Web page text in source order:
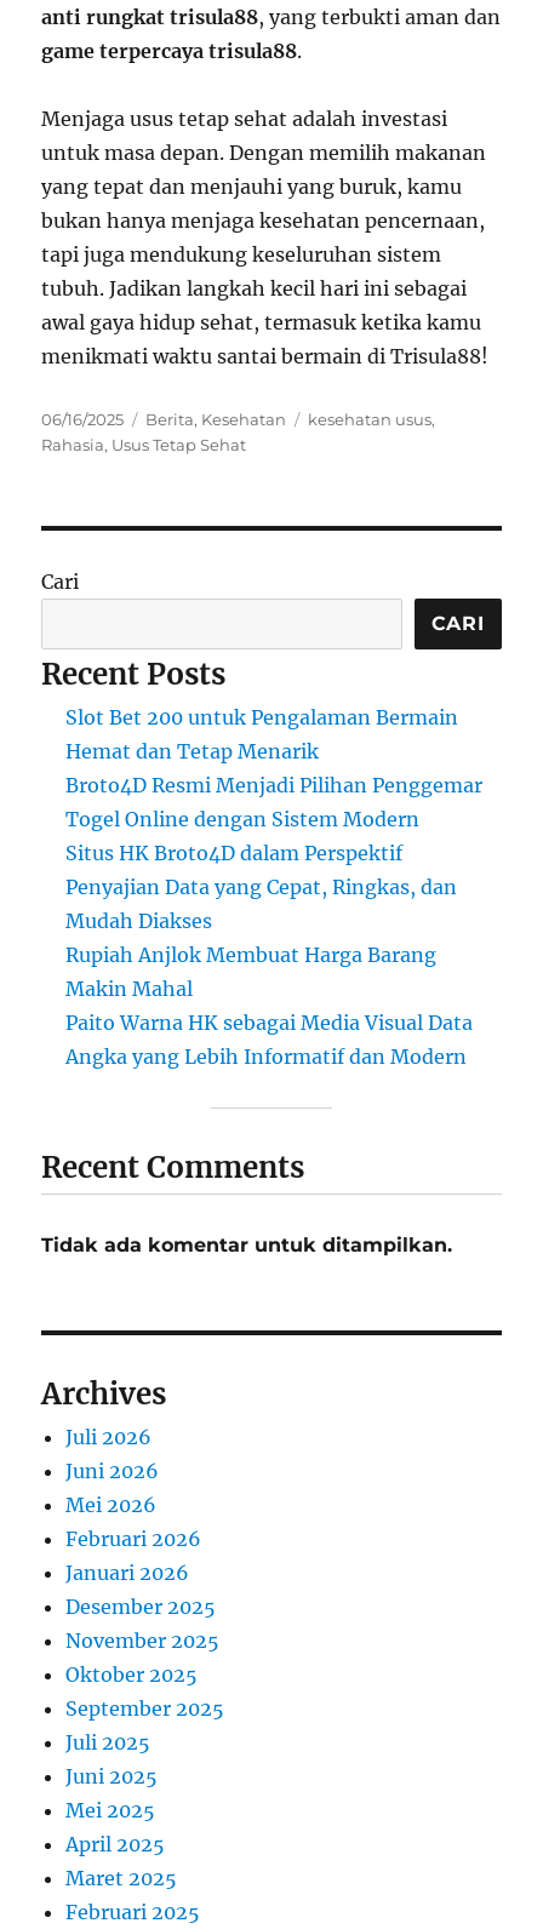
anti rungkat trisula88, yang terbukti aman dan
game terpercaya trisula88.
Menjaga usus tetap sehat adalah investasi
untuk masa depan. Dengan memilih makanan
yang tepat dan menjauhi yang buruk, kamu
bukan hanya menjaga kesehatan pencernaan,
tapi juga mendukung keseluruhan sistem
tubuh. Jadikan langkah kecil hari ini sebagai
awal gaya hidup sehat, termasuk ketika kamu
menikmati waktu santai bermain di Trisula88!
Posted
on
06/16/2025 Categories
Berita, Kesehatan Tags
kesehatan usus,
Rahasia, Usus Tetap Sehat
Cari
CARI
Recent Posts
Slot Bet 200 untuk Pengalaman Bermain
Hemat dan Tetap Menarik
Broto4D Resmi Menjadi Pilihan Penggemar
Togel Online dengan Sistem Modern
Situs HK Broto4D dalam Perspektif
Penyajian Data yang Cepat, Ringkas, dan
Mudah Diakses
Rupiah Anjlok Membuat Harga Barang
Makin Mahal
Paito Warna HK sebagai Media Visual Data
Angka yang Lebih Informatif dan Modern
Recent Comments
Tidak ada komentar untuk ditampilkan.
Archives
Juli 2026
Juni 2026
Mei 2026
Februari 2026
Januari 2026
Desember 2025
November 2025
Oktober 2025
September 2025
Juli 2025
Juni 2025
Mei 2025
April 2025
Maret 2025
Februari 2025